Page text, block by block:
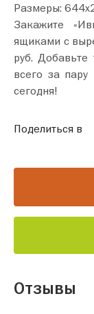
Размеры:
Закажите
ящиками с
руб. Добавьте товар в корзину и оформите покупку
всего за
сегодня!
Поделиться в
Отзывы